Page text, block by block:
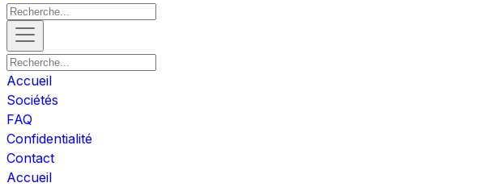
Accueil
Sociétés
FAQ
Confidentialité
Contact
Accueil